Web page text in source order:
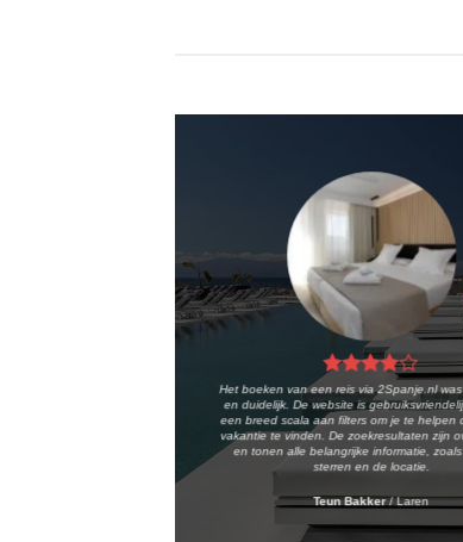
Het boeken van een reis via 2Spanje.nl
en duidelijk. De website is
een breed scala aan filters om je te helpen
vakantie te vinden. De zoekresultaten zijn
en tonen alle belangrijke informatie, zoals
sterren en de locatie.
Teun Bakker /Laren